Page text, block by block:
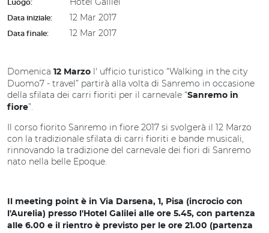
Luogo:
Data iniziale: 12 Mar 2017
Data finale: 12 Mar 2017
Domenica 12 Marzo l' ufficio turistico “Walking in the city
Duomo7 - travel” partirà alla volta di Sanremo in occasione
della sfilata dei carri fioriti per il carnevale “Sanremo in
fiore”.
Il corso fiorito Sanremo in fiore 2017 si svolgerà il 12 Marzo
con la tradizionale sfilata di carri fioriti e bande musicali,
rinnovando la tradizione del carnevale dei fiori di Sanremo
nato nella belle Epoque.
Il meeting point è in Via Darsena, 1, Pisa (incrocio con
l'Aurelia) presso l' Hotel Galilei alle ore 5.45, con partenza
alle 6.00 e il rientro è previsto per le ore 21.00 (partenza